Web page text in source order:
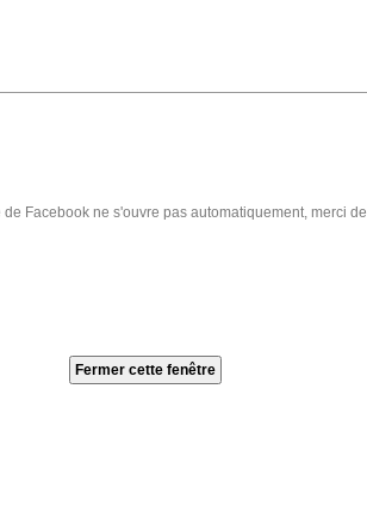
Facebook ne s'ouvre pas automatiquement, merci de